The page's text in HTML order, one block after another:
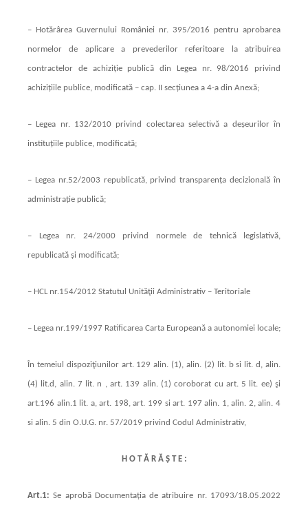
– Hotărârea Guvernului României nr. 395/2016 pentru aprobarea
normelor de aplicare a prevederilor referitoare la atribuirea
contractelor de achiziție publică din Legea nr. 98/2016 privind
achizițiile publice, modificată – cap. II secțiunea a 4-a din Anexă;
– Legea nr. 132/2010 privind colectarea selectivă a deșeurilor în
instituțiile publice, modificată;
– Legea nr.52/2003 republicată, privind transparența decizională în
administrație publică;
– Legea nr. 24/2000 privind normele de tehnică legislativă,
republicată și modificată;
– HCL nr.154/2012 Statutul Unităţii Administrativ – Teritoriale
– Legea nr.199/1997 Ratificarea Carta Europeană a autonomiei locale;
În temeiul dispoziţiunilor art. 129 alin. (1), alin. (2) lit. b si lit. d, alin.
(4) lit.d, alin. 7 lit. n , art. 139 alin. (1) coroborat cu art. 5 lit. ee) şi
art.196 alin.1 lit. a, art. 198, art. 199 si art. 197 alin. 1, alin. 2, alin. 4
si alin. 5 din O.U.G. nr. 57/2019 privind Codul Administrativ,
H O T Ă R Ă Ș T E :
Art.1:Se aprobă Documentația de atribuire nr. 17093/18.05.2022